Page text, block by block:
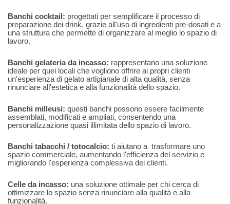
Banchi cocktail: progettati per semplificare il processo di
preparazione dei drink, grazie all'uso di ingredienti pre-dosati e a
una struttura che permette di organizzare al meglio lo spazio di
lavoro.
Banchi gelateria da incasso: rappresentano una soluzione
ideale per quei locali che vogliono offrire ai propri clienti
un'esperienza di gelato artigianale di alta qualità, senza
rinunciare all'estetica e alla funzionalità dello spazio.
Banchi milleusi: questi banchi possono essere facilmente
assemblati, modificati e ampliati, consentendo una
personalizzazione quasi illimitata dello spazio di lavoro.
Banchi tabacchi / totocalcio: ti aiutano a trasformare uno
spazio commerciale, aumentando l'efficienza del servizio e
migliorando l'esperienza complessiva dei clienti.
Celle da incasso: una soluzione ottimale per chi cerca di
ottimizzare lo spazio senza rinunciare alla qualità e alla
funzionalità.